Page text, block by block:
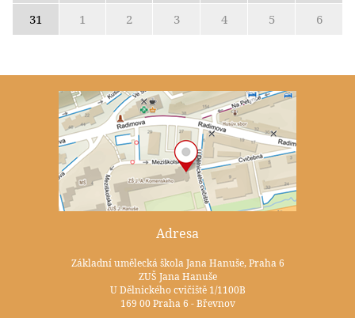
31
1 2 3 4 5 6
Adresa
Základní umělecká škola Jana Hanuše, Praha 6
ZUŠ Jana Hanuše
U Dělnického cvičiště 1/1100B
169 00 Praha 6 - Břevnov